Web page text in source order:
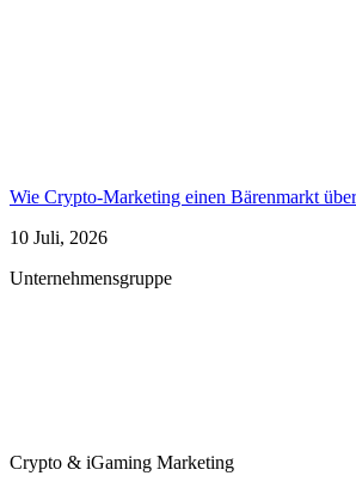
Wie Crypto-Marketing einen Bärenmarkt
10 Juli, 2026
Unternehmensgruppe
Crypto & iGaming Marketing